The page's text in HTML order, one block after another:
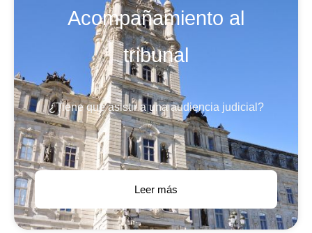
Acompañamiento al
tribunal
¿Tiene que asistir a una audiencia judicial?
Leer más